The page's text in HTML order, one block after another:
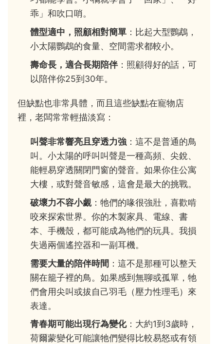
乖」和吹口哨。
體型適中，照顧相對簡單 ：比起大型鸚鵡，
小太陽鸚鵡的食量、空間需求都較小。
壽命長，適合長期陪伴：照顧得好的話，可
以陪伴你25到30年。
但缺點也非常具體，而且這些缺點在寵物店
裡，老闆常常輕描淡寫：
叫聲非常響亮且穿透力強 ：這不是普通的鳥
叫。小太陽的呼叫叫聲是一種高頻、尖銳、
能輕易穿透關閉門窗的聲音。如果你住公寓
大樓，或對聲音敏感，這會是最大的挑戰。
破壞力不容小覷：牠們的喙很強壯，喜歡啃
咬來探索世界。你的木製家具、電線、書
本、手機殼，都可能成為牠們的玩具。我損
失過兩個遙控器和一副耳機。
需要大量的陪伴時間 ：這不是那種可以整天
關在籠子裡的鳥。如果感到無聊或孤單，牠
們會用尖叫或拔自己羽毛（壓力性理毛）來
表達。
青春期可能出現行為變化：大約1到3歲時，
荷爾蒙變化可能讓牠們變得比較易怒或有領